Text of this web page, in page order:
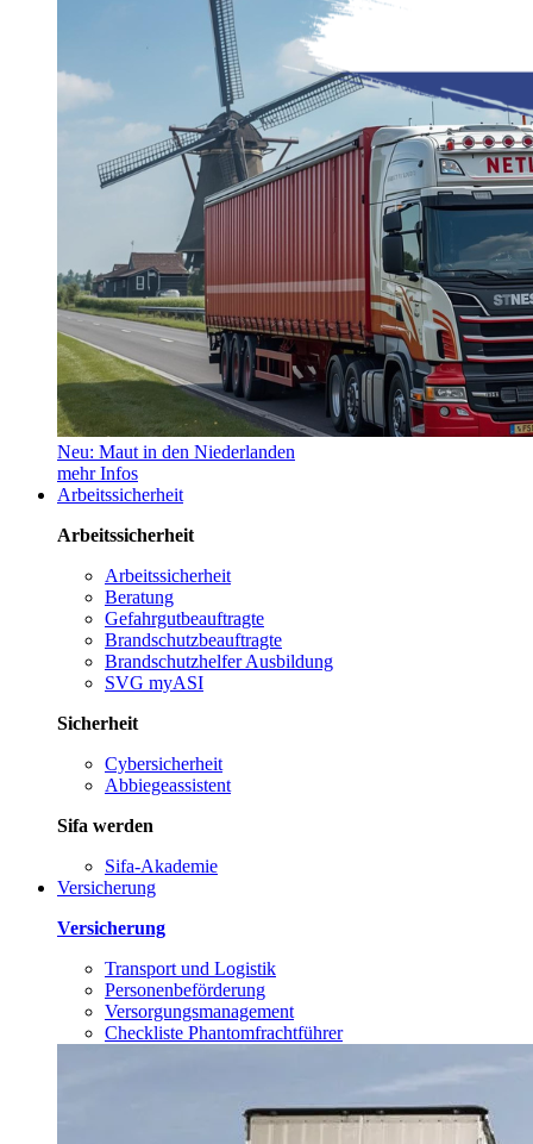
Neu: Maut in den Niederlanden
mehr Infos
Arbeitssicherheit
Arbeitssicherheit
Arbeitssicherheit
Beratung
Gefahrgutbeauftragte
Brandschutzbeauftragte
Brandschutzhelfer Ausbildung
SVG myASI
Sicherheit
Cybersicherheit
Abbiegeassistent
Sifa werden
Sifa-Akademie
Versicherung
Versicherung
Transport und Logistik
Personenbeförderung
Versorgungsmanagement
Checkliste Phantomfrachtführer